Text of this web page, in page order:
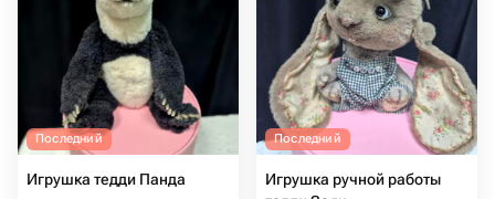
Последний
Игрушка тедди Панда
Последний
Игрушка ручной работы